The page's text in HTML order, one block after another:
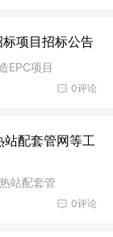
项目招标公告
EPC项目
0评论
配套管网等工
站配套管
0评论